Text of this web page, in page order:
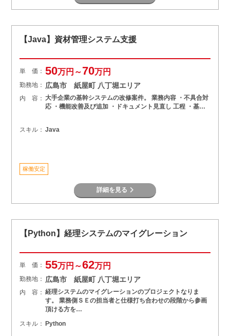
【Java】資材管理システム支援
単 価： 50万円～70万円
勤務地： 広島市 紙屋町 八丁堀エリア
内 容： 大手企業の基幹システムの改修案件。 業務内容 ・不具合対
応 ・機能改善及び追加 ・ドキュメント見直し 工程 ・基…
スキル： Java
稼働安定
詳細を見る
【Python】経理システムのマイグレーション
単 価： 55万円～62万円
勤務地： 広島市 紙屋町 八丁堀エリア
内 容： 経理システムのマイグレーションのプロジェクトなりま
す。 業務側ＳＥの担当者と仕様打ち合わせの段階から参画
頂ける方を…
スキル： Python